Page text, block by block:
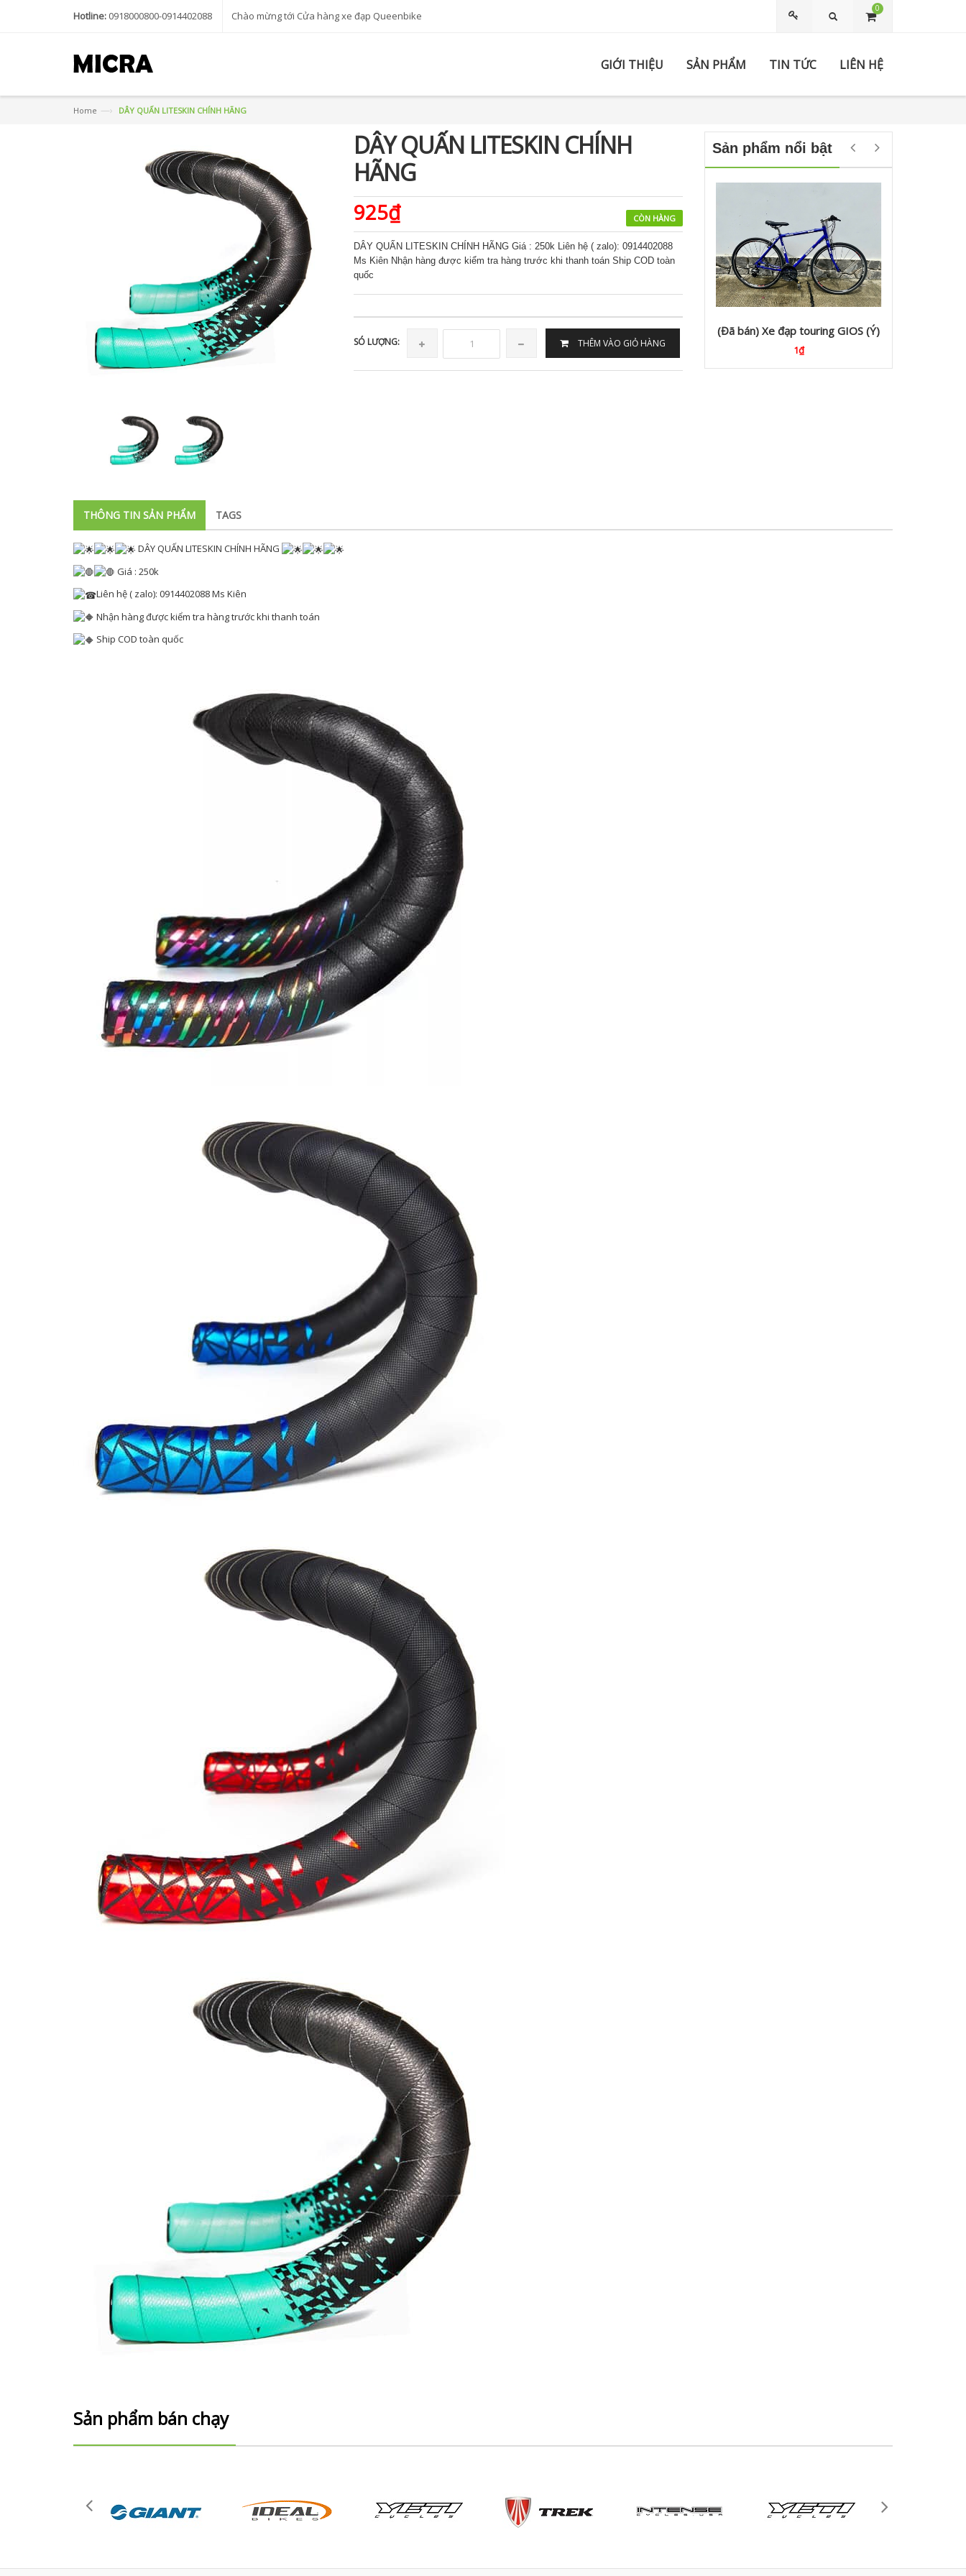
Hotline: 0918000800-0914402088 Chào mừng tới Cửa hàng xe đạp Queenbike
0
Tìm kiếm
GIỚI THIỆU SẢN PHẨM TIN TỨC LIÊN HỆ
Home —› DÂY QUẤN LITESKIN CHÍNH HÃNG
DÂY QUẤN LITESKIN CHÍNH
HÃNG
CÒN HÀNG
925₫
DÂY QUẤN LITESKIN CHÍNH HÃNG Giá : 250k Liên hệ ( zalo): 0914402088
Ms Kiên Nhận hàng được kiểm tra hàng trước khi thanh toán Ship COD toàn
quốc
SÓ LƯỢNG: THÊM VÀO GIỎ HÀNG
Sản phẩm nổi bật
(Đã bán) Xe đạp touring GIOS (Ý)
1₫
THÔNG TIN SẢN PHẨM TAGS
DÂY QUẤN LITESKIN CHÍNH HÃNG
Giá : 250k
Liên hệ ( zalo): 0914402088 Ms Kiên
Nhận hàng được kiểm tra hàng trước khi thanh toán
Ship COD toàn quốc
Sản phẩm bán chạy